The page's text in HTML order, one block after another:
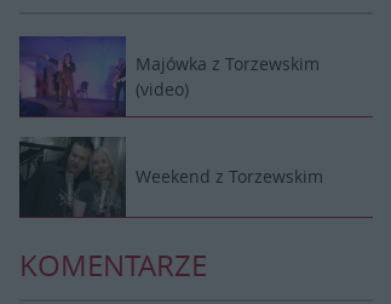
Majówka z Torzewskim
(video)
Weekend z Torzewskim
KOMENTARZE